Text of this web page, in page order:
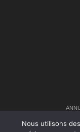
Nous utilisons